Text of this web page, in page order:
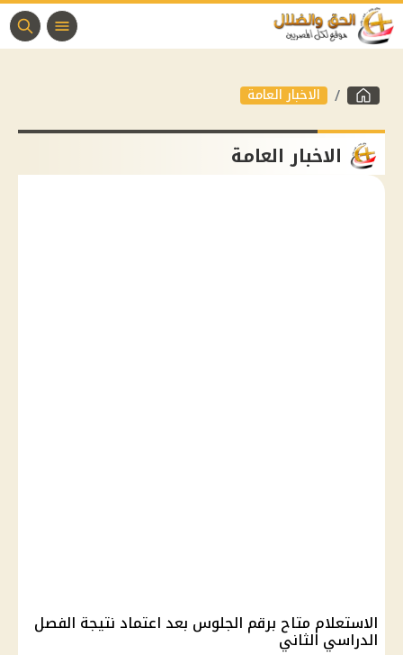
الاخبار العامة
الاخبار العامة
الاستعلام متاح برقم الجلوس بعد اعتماد نتيجة الفصل
الدراسي الثاني